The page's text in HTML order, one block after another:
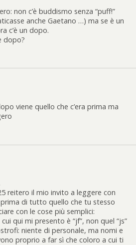
non c’è buddismo senza “puff!”
anche Gaetano …) ma se è un
c’è un dopo.
dopo?
viene quello che c’era prima ma
reitero il mio invito a leggere con
di tutto quello che tu stesso
con le cose più semplici:
qui mi presento è “jf”, non quel “js”
niente di personale, ma nomi e
proprio a far sì che coloro a cui ti